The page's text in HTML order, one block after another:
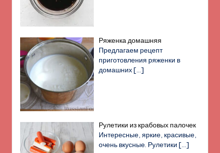
Ряженка домашняя
Предлагаем рецепт
приготовления ряженки в
домашних[…]
Рулетики из крабовых палочек
Интересные, яркие, красивые,
очень вкусные. Рулетики[…]